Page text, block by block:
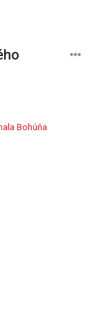
Bohúňa